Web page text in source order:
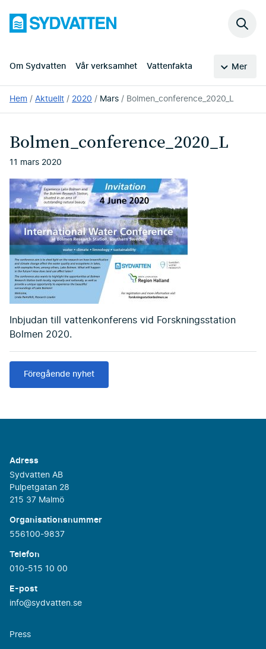
huvudinnehållet
Sydvatten
Om Sydvatten Vår verksamhet Vattenfakta Mer
Sök
Du
är
Hem Aktuellt 2020 Mars Bolmen_conference_2020_L
Bolmen_conference_2020_L
11 mars 2020
Inbjudan till vattenkonferens vid Forskningsstation
Bolmen 2020.
Föregående nyhet
Adress
Sydvatten AB
Pulpetgatan 28
215 37 Malmö
Organisationsnummer
556100-9837
Telefon
010-515 10 00
E-post
info@sydvatten.se
Press